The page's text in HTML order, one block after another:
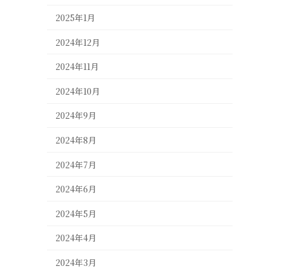
2025年1月
2024年12月
2024年11月
2024年10月
2024年9月
2024年8月
2024年7月
2024年6月
2024年5月
2024年4月
2024年3月